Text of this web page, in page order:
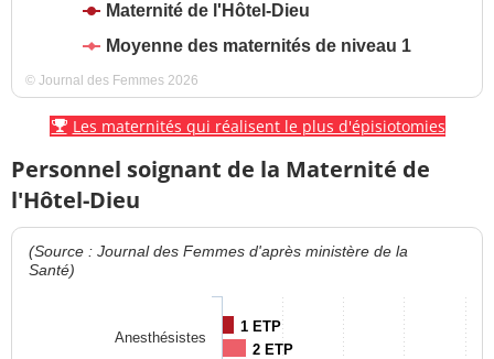
Maternité de l'Hôtel-Dieu
Moyenne des maternités de niveau 1
© Journal des Femmes 2026
Les maternités qui réalisent le plus d'épisiotomies
Personnel soignant de la Maternité de
l'Hôtel-Dieu
(Source : Journal des Femmes d'après ministère de la
Santé)
1 ETP
2 ETP
Anesthésistes